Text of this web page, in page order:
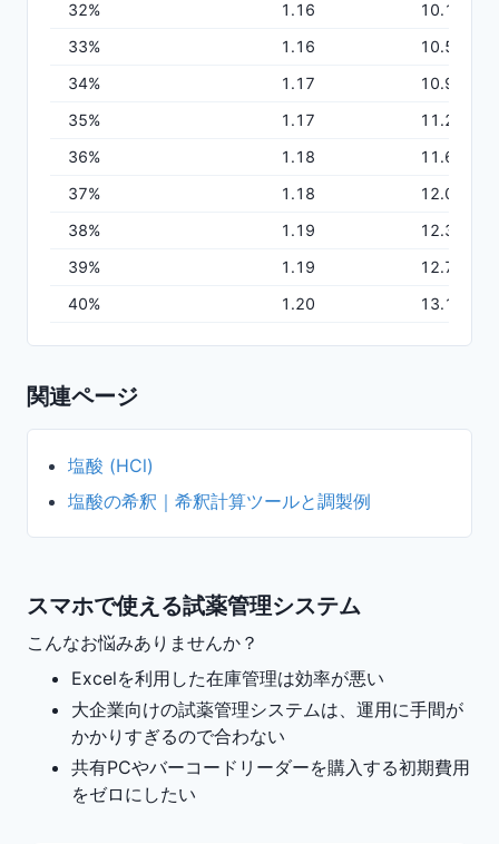
32% 1.16
10.17
33% 1.16
10.54
34% 1.17
10.90
35% 1.17
11.27
36% 1.18
11.64
37% 1.18
12.01
38% 1.19
12.39
39% 1.19
12.76
40% 1.20 13.14
関連ページ
塩酸 (HCl)
塩酸の希釈｜希釈計算ツールと調製例
スマホで使える試薬管理システム
こんなお悩みありませんか？
Excelを利用した在庫管理は効率が悪い
大企業向けの試薬管理システムは、運用に手間が
かかりすぎるので合わない
共有PCやバーコードリーダーを購入する初期費用
をゼロにしたい